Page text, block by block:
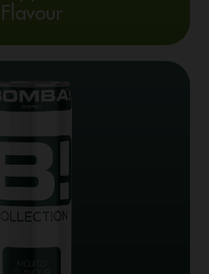
Flavour